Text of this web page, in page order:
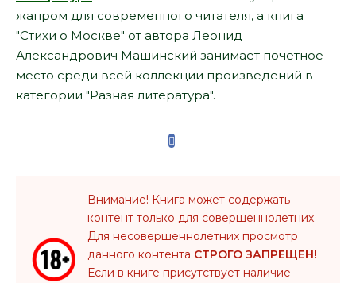
жанром для современного читателя, а книга
"Стихи о Москве" от автора Леонид
Александрович Машинский занимает почетное
место среди всей коллекции произведений в
категории "Разная литература".
Внимание! Книга может содержать
контент только для совершеннолетних.
Для несовершеннолетних просмотр
данного контента СТРОГО ЗАПРЕЩЕН!
Если в книге присутствует наличие